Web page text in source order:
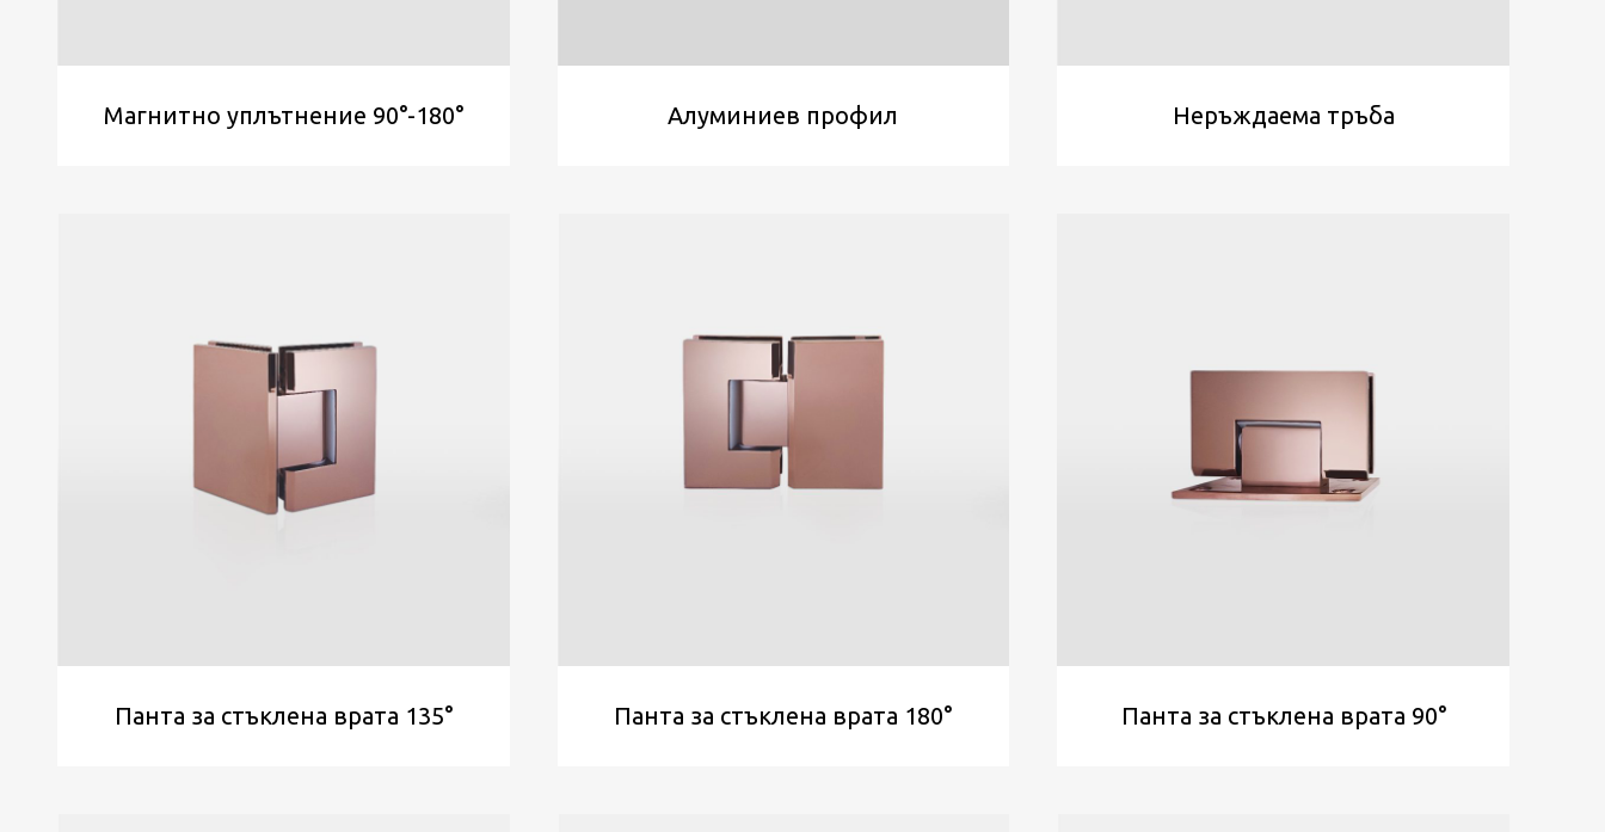
Магнитно уплътнение 90°-180° Алуминиев профил Неръждаема тръба
Панта за стъклена врата 135° Панта за стъклена врата 180° Панта за стъклена врата 90°